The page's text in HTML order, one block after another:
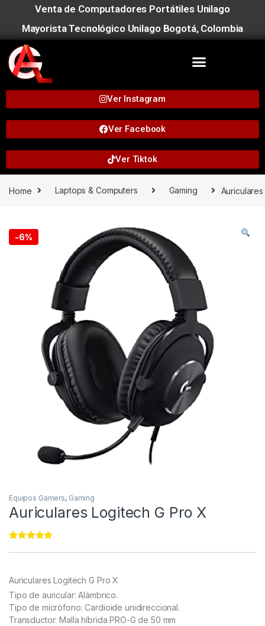
Venta de Computadores Portátiles Unilago
Mayorista Tecnológico Unilago Bogotá, Colombia
Ver Instagram
Ver Facebook
Ver Tiktok
Home Laptops & Computers Gaming
-6%
Equipos Gamers, Gaming
Auriculares Logitech G Pro X
ratings
Auriculares Logitech G Pro X
Tipo de auricular: Alámbrico.
Tipo de micrófono: Cardioide unidireccional.
Transductor: Malla híbrida PRO-G de 50 mm